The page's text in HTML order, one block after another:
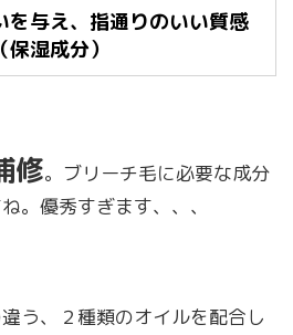
を与え、指通りのいい質感
保湿成分）
修。ブリーチ毛に必要な成分
。優秀すぎます、、、
う、２種類のオイルを配合し